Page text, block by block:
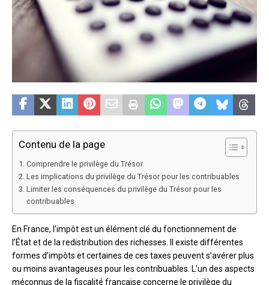
Contenu de la page
Comprendre le privilège du Trésor
Les implications du privilège du Trésor pour les contribuables
Limiter les conséquences du privilège du Trésor pour les
contribuables
En France, l’impôt est un élément clé du fonctionnement de
l’État et de la redistribution des richesses. Il existe différentes
formes d’impôts et certaines de ces taxes peuvent s’avérer plus
ou moins avantageuses pour les contribuables. L’un des aspects
méconnus de la fiscalité française concerne le privilège du